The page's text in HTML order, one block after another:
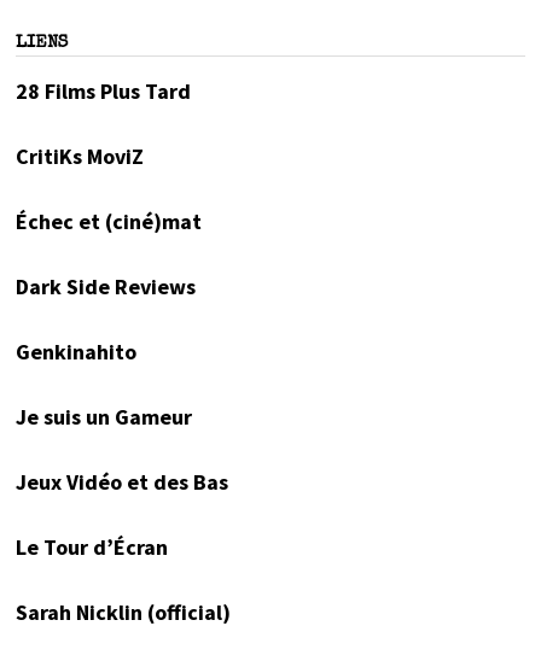
LIENS
28 Films Plus Tard
CritiKs MoviZ
Échec et (ciné)mat
Dark Side Reviews
Genkinahito
Je suis un Gameur
Jeux Vidéo et des Bas
Le Tour d’Écran
Sarah Nicklin (official)